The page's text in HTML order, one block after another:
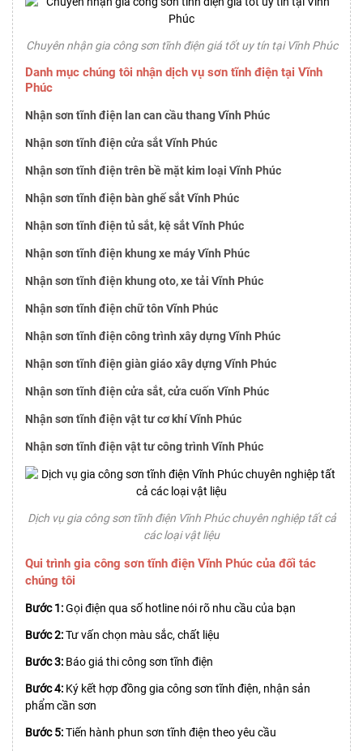
Chuyên nhận gia công sơn tĩnh điện giá tốt uy tín tại Vĩnh Phúc
Danh mục chúng tôi nhận dịch vụ sơn tĩnh điện tại Vĩnh
Phúc
Nhận sơn tĩnh điện lan can cầu thang Vĩnh Phúc
Nhận sơn tĩnh điện cửa sắt Vĩnh Phúc
Nhận sơn tĩnh điện trên bề mặt kim loại Vĩnh Phúc
Nhận sơn tĩnh điện bàn ghế sắt Vĩnh Phúc
Nhận sơn tĩnh điện tủ sắt, kệ sắt Vĩnh Phúc
Nhận sơn tĩnh điện khung xe máy Vĩnh Phúc
Nhận sơn tĩnh điện khung oto, xe tải Vĩnh Phúc
Nhận sơn tĩnh điện chữ tôn Vĩnh Phúc
Nhận sơn tĩnh điện công trình xây dựng Vĩnh Phúc
Nhận sơn tĩnh điện giàn giáo xây dựng Vĩnh Phúc
Nhận sơn tĩnh điện cửa sắt, cửa cuốn Vĩnh Phúc
Nhận sơn tĩnh điện vật tư cơ khí Vĩnh Phúc
Nhận sơn tĩnh điện vật tư công trình Vĩnh Phúc
Dịch vụ gia công sơn tĩnh điện Vĩnh Phúc chuyên nghiệp tất cả
các loại vật liệu
Qui trình gia công sơn tĩnh điện Vĩnh Phúc của đối tác
chúng tôi
Bước 1:Gọi điện qua số hotline nói rõ nhu cầu của bạn
Bước 2:Tư vấn chọn màu sắc, chất liệu
Bước 3: Báo giá thi công sơn tĩnh điện
Bước 4: Ký kết hợp đồng gia công sơn tĩnh điện, nhận sản
phẩm cần sơn
Bước 5:Tiến hành phun sơn tĩnh điện theo yêu cầu